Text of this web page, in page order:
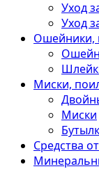
Уход
Уход
Ошейники,
Миски,
Миски
Средства